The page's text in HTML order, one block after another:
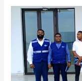
SECIL
MARÍTIMA
VISITA
CAMPO